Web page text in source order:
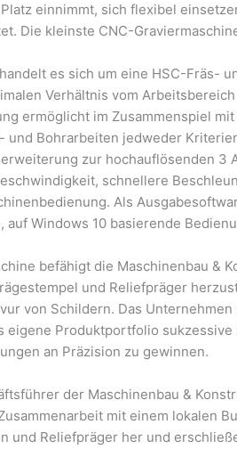
einnimmt, sich flexibel
Die kleinste CNC-
es sich um eine HSC-Fräs-
Verhältnis vom
ermöglicht im Zusammenspiel
und Bohrarbeiten jedweder
zur hochauflösenden 3
schnellere
Als
auf Windows 10 basierende
befähigt die Maschinenbau &
und Reliefpräger
von Schildern. Das
eigene Produktportfolio
an Präzision zu gewinnen.
der Maschinenbau &
mit einem lokalen
und Reliefpräger her und